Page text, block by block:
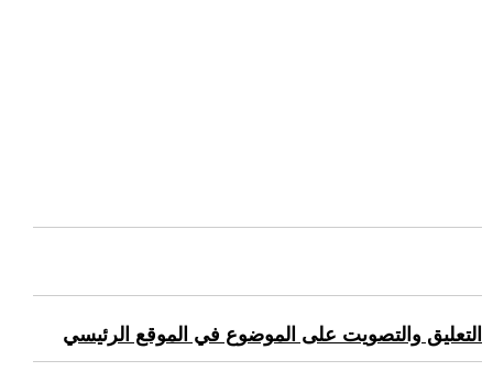
التعليق والتصويت على الموضوع في الموقع الرئيسي